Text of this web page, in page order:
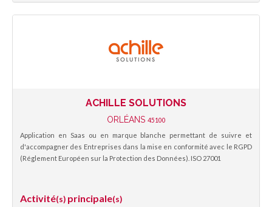
ACHILLE SOLUTIONS
ORLÉANS 45100
Application en Saas ou en marque blanche permettant de suivre et
d'accompagner des Entreprises dans la mise en conformité avec le RGPD
(Réglement Européen sur la Protection des Données). ISO 27001
Activité(s) principale(s)